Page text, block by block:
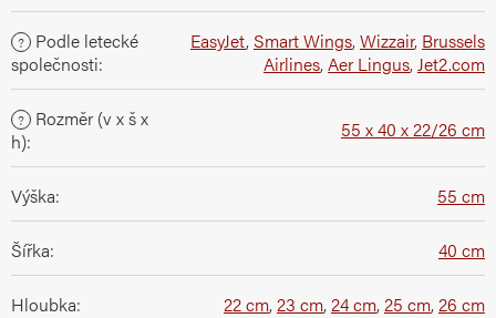
?
Podle letecké
společnosti:
EasyJet, Smart Wings,Wizzair, Brussels
Airlines,Aer Lingus,Jet2.com
?
Rozměr (v x š x
h): 55 x 40 x 22/26 cm
Výška: 55 cm
Šířka: 40 cm
Hloubka: 22 cm,23 cm,24 cm,25 cm,26 cm